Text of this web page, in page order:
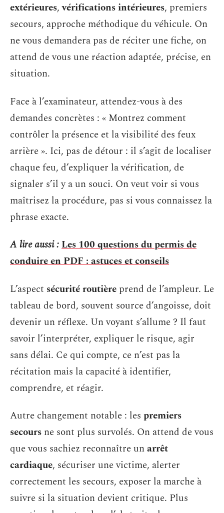
extérieures,vérifications intérieures, premiers
secours, approche méthodique du véhicule. On
ne vous demandera pas de réciter une fiche, on
attend de vous une réaction adaptée, précise, en
situation.
Face à l’examinateur, attendez-vous à des
demandes concrètes : « Montrez comment
contrôler la présence et la visibilité des feux
arrière ». Ici, pas de détour : il s’agit de localiser
chaque feu, d’expliquer la vérification, de
signaler s’il y a un souci. On veut voir si vous
maîtrisez la procédure, pas si vous connaissez la
phrase exacte.
A lire aussi :Les 100 questions du permis de
conduire en PDF : astuces et conseils
L’aspect sécurité routière prend de l’ampleur. Le
tableau de bord, souvent source d’angoisse, doit
devenir un réflexe. Un voyant s’allume ? Il faut
savoir l’interpréter, expliquer le risque, agir
sans délai. Ce qui compte, ce n’est pas la
récitation mais la capacité à identifier,
comprendre, et réagir.
Autre changement notable : les premiers
secours ne sont plus survolés. On attend de vous
que vous sachiez reconnaître unarrêt
cardiaque, sécuriser une victime, alerter
correctement les secours, exposer la marche à
suivre si la situation devient critique. Plus